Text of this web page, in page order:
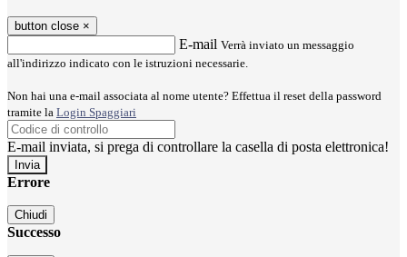
button close ×
E-mail Verrà inviato un messaggio
all'indirizzo indicato con le istruzioni necessarie.
Non hai una e-mail associata al nome utente? Effettua il reset della password
tramite la Login Spaggiari
E-mail inviata, si prega di controllare la casella di posta elettronica!
Errore
Chiudi
Successo